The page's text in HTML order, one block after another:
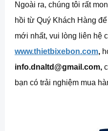
Ngoài ra, chúng tôi rất
hồi từ Quý Khách Hàng
mới nhất, vui lòng liên hệ
www.thietbixebon.com,
info.dnaltd@gmail.com,
bạn có trải nghiệm mua